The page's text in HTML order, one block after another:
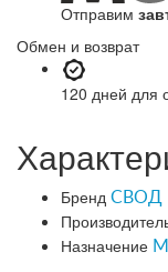
Отправим
Обмен и возврат
120 дней для
Бренд СВОД
Назначение